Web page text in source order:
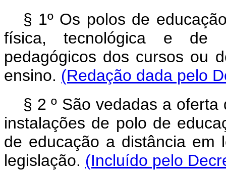
§ 1º Os polos de
física, tecnológica e de
pedagógicos dos cursos ou
ensino. (Redação dada pelo
§ 2º São vedadas a
instalações de polo de
de educação a distância em
legislação. (Incluído pelo